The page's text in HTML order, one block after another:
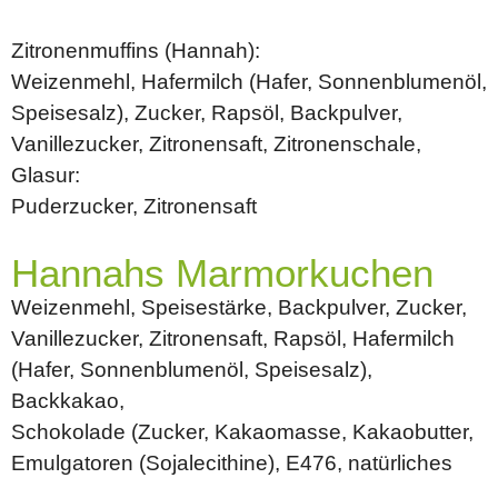
Zitronenmuffins (Hannah):
Weizenmehl, Hafermilch (Hafer, Sonnenblumenöl,
Speisesalz), Zucker, Rapsöl, Backpulver,
Vanillezucker, Zitronensaft, Zitronenschale,
Glasur:
Puderzucker, Zitronensaft
Hannahs Marmorkuchen
Weizenmehl, Speisestärke, Backpulver, Zucker,
Vanillezucker, Zitronensaft, Rapsöl, Hafermilch
(Hafer, Sonnenblumenöl, Speisesalz),
Backkakao,
Schokolade (Zucker, Kakaomasse, Kakaobutter,
Emulgatoren (Sojalecithine), E476, natürliches